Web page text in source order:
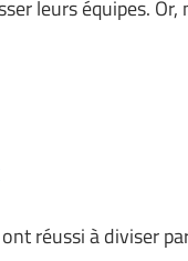
leurs équipes. Or,
réussi à diviser